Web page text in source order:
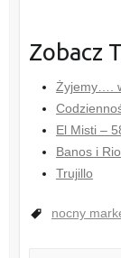
Zobacz
Żyjemy….
El Misti –
Banos i
Trujillo
nocny